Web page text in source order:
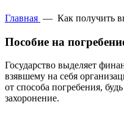
Главная — Как получить
Пособие на
Государство выделяет
взявшему на себя
от способа погребения,
захоронение.